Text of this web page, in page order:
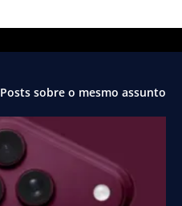
Posts sobre o mesmo assunto